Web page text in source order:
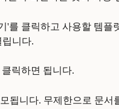
'를 클릭하고 사용할 템플
니다.
릭하면 됩니다.
됩니다. 무제한으로 문서